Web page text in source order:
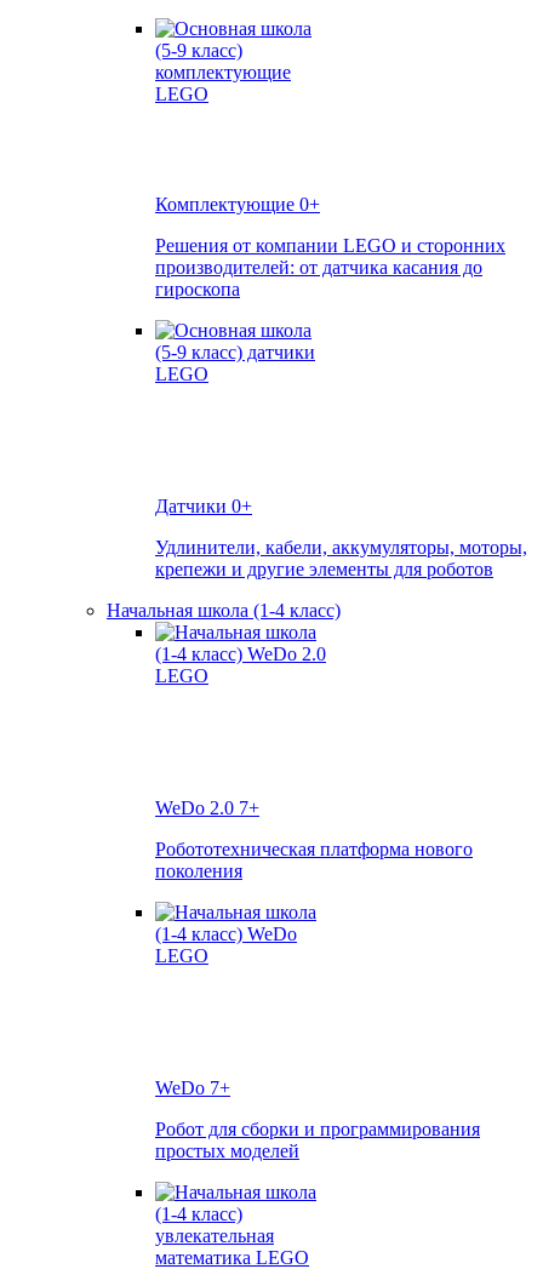
Комплектующие 0+
Решения от компании LEGO и сторонних
производителей: от датчика касания до
гироскопа
Датчики 0+
Удлинители, кабели, аккумуляторы, моторы,
крепежи и другие элементы для роботов
Начальная школа (1-4 класс)
WeDo 2.0 7+
Робототехническая платформа нового
поколения
WeDo 7+
Робот для сборки и программирования
простых моделей